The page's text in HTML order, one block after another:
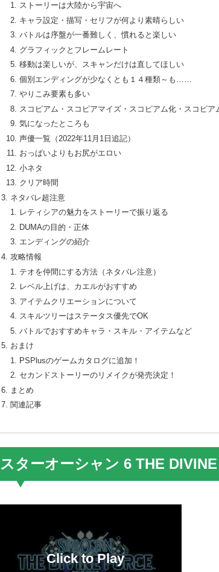
ストーリーは大陸から宇宙へ
キャラ設定・描写・セリフが何より素晴らしい
バトルは序盤が一番難しく、慣れると楽しい
グラフィックとフレームレート
移動は楽しいが、スキャンだけは直してほしい
個別エンディングが少なくとも１４種類～も……
やりこみ要素も多い
スコピアム・スコピアマイズ・スコピアム化・スコピ
気になったところも
声優一覧（2022年11月1日追記）
おっぱいよりもお尻がエロい
小ネタ
クリア時間
ネタバレ超注意
レティシアの魅力をストーリーで振り返る
DUMAの目的・正体
エンディングの紹介
攻略情報
テオを仲間にする方法（ネタバレ注意）
レベル上げは、カエルがおすすめ
アイテムクリエーションについて
スキルツリーはステータス優先でOK
バトルでおすすめキャラ・スキル・アイテムなど
おまけ
PSPlusのゲームカタログに追加！
セカンドストーリーのリメイクが発売決定！
まとめ
関連記事
スターオーシャン 6 THE